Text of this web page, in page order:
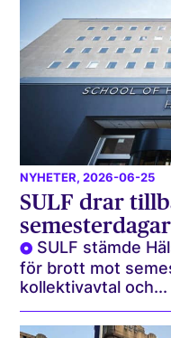
NYHETER, 2026-06-25
SULF drar
semesterdagar
SULF stämde
för brott mot
kollektivavtal och...